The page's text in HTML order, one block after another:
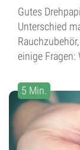
Gutes
Unterschied
einige Fragen:
5 Min.